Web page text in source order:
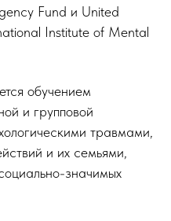
Fund и United
Institute of Mental
обучением
и групповой
травмами,
и их семьями,
значимых